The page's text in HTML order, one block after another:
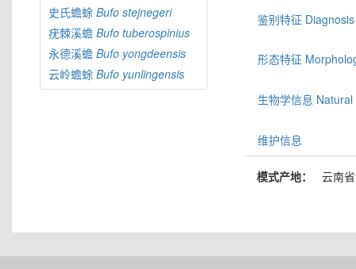
史氏蟾蜍 Bufo stejnegeri
疣棘溪蟾 Bufo tuberospinius
永德溪蟾 Bufo yongdeensis
云岭蟾蜍 Bufo yunlingensis
鉴别特征 Diagnosis
形态特征
生物学信息
维护信息
模式产地： 云南